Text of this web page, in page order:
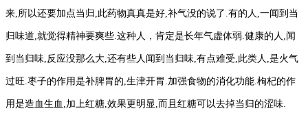
来,所以还要加点当归,此药物真真是好,补气没的说了.有的人,一闻到当
归味道,就觉得精神要爽些.这种人，肯定是长年气虚体弱.健康的人,闻
到当归味,反应没那么大,还有些人闻到当归味,有点难受,此类人,是火气
过旺.枣子的作用是补脾胃的,生津开胃.加强食物的消化功能.枸杞的作
用是造血生血,加上红糖,效果更明显,而且红糖可以去掉当归的涩味.